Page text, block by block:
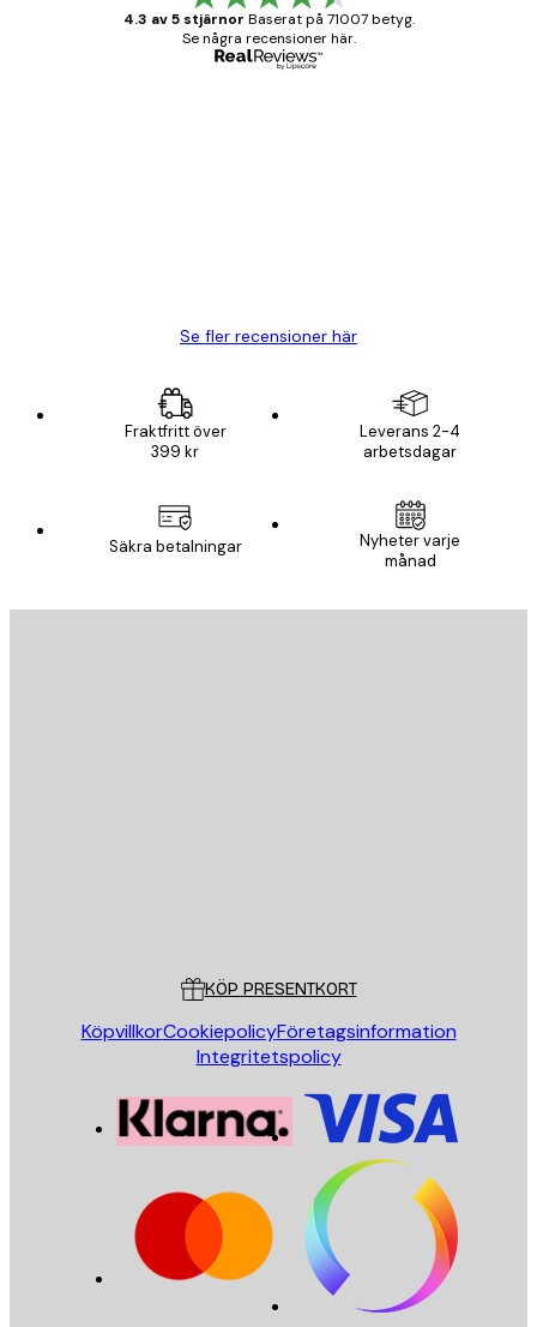
4.3 av 5 stjärnor Baserat på 71007 betyg.
Se några recensioner här.
Se fler recensioner här
Fraktfritt över
399 kr
Leverans 2-4
arbetsdagar
Säkra betalningar
Nyheter varje
månad
KÖP PRESENTKORT
KöpvillkorCookiepolicyFöretagsinformation
Integritetspolicy